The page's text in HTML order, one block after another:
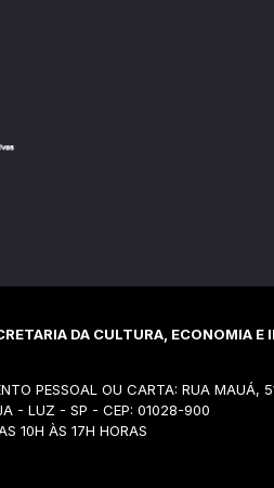
DA CULTURA, ECONOMIA E
PESSOAL OU CARTA: RUA MAUÁ,
- LUZ - SP - CEP: 01028-900
10H ÀS 17H HORAS